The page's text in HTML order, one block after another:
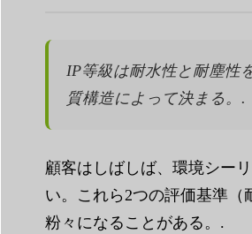
IP等級は耐水性と耐塵性
質構造によって決まる。.
顧客はしばしば、環境シー
い。これら2つの評価基準
粉々になることがある。.